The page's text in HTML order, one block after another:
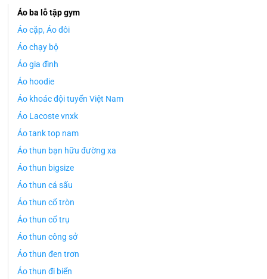
Áo ba lỗ tập gym
Áo cặp, Áo đôi
Áo chạy bộ
Áo gia đình
Áo hoodie
Áo khoác đội tuyển Việt Nam
Áo Lacoste vnxk
Áo tank top nam
Áo thun bạn hữu đường xa
Áo thun bigsize
Áo thun cá sấu
Áo thun cổ tròn
Áo thun cổ trụ
Áo thun công sở
Áo thun đen trơn
Áo thun đi biển